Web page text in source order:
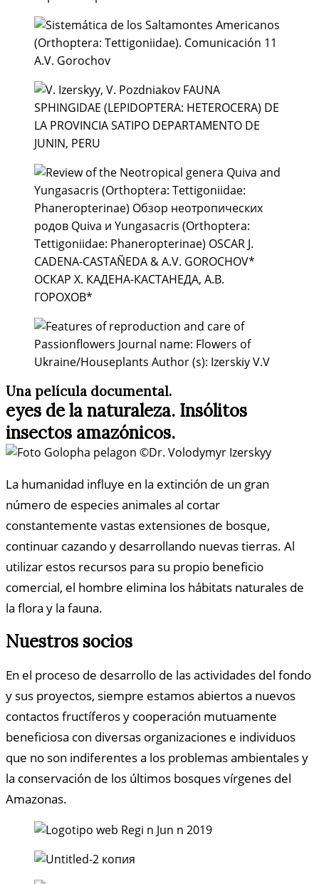
Una película documental.
eyes de la naturaleza. Insólitos
insectos amazónicos.
La humanidad influye en la extinción de un gran
número de especies animales al cortar
constantemente vastas extensiones de bosque,
continuar cazando y desarrollando nuevas tierras. Al
utilizar estos recursos para su propio beneficio
comercial, el hombre elimina los hábitats naturales de
la flora y la fauna.
Nuestros socios
En el proceso de desarrollo de las actividades del fondo
y sus proyectos, siempre estamos abiertos a nuevos
contactos fructíferos y cooperación mutuamente
beneficiosa con diversas organizaciones e individuos
que no son indiferentes a los problemas ambientales y
la conservación de los últimos bosques vírgenes del
Amazonas.